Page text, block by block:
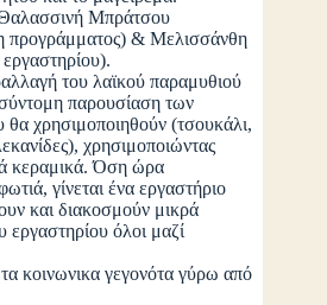
Θαλασσινή Μπράτσου
προγράμματος) & Μελισσάνθη
του λαϊκού παραμυθιού
παρουσίαση των
χρησιμοποιηθούν (τσουκάλι,
χρησιμοποιώντας
κεραμικά. Όση ώρα
γίνεται ένα εργαστήριο
και διακοσμούν μικρά
εργαστηρίου όλοι μαζί
κοινωνικα γεγονότα γύρω από